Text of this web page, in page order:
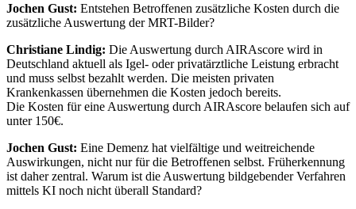
Jochen Gust: Entstehen Betroffenen zusätzliche Kosten durch die
zusätzliche Auswertung der MRT-Bilder?
Christiane Lindig: Die Auswertung durch AIRAscore wird in
Deutschland aktuell als Igel- oder privatärztliche Leistung erbracht
und muss selbst bezahlt werden. Die meisten privaten
Krankenkassen übernehmen die Kosten jedoch bereits.
Die Kosten für eine Auswertung durch AIRAscore belaufen sich auf
unter 150€.
Jochen Gust: Eine Demenz hat vielfältige und weitreichende
Auswirkungen, nicht nur für die Betroffenen selbst. Früherkennung
ist daher zentral. Warum ist die Auswertung bildgebender Verfahren
mittels KI noch nicht überall Standard?